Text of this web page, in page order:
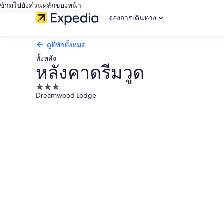
ข้ามไปยังส่วนหลักของหน้า
จองการเดินทาง
ดูที่พักทั้งหมด
ทั้งหลัง
หลังคาดรีมวูด
ที่พัก
3.0
Dreamwood Lodge